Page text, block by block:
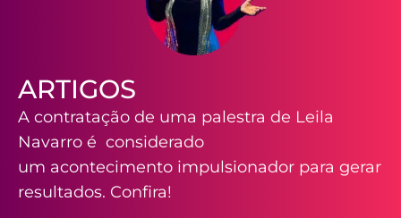
ARTIGOS
A contratação de uma palestra de Leila
Navarro é considerado
um acontecimento impulsionador para gerar
resultados. Confira!